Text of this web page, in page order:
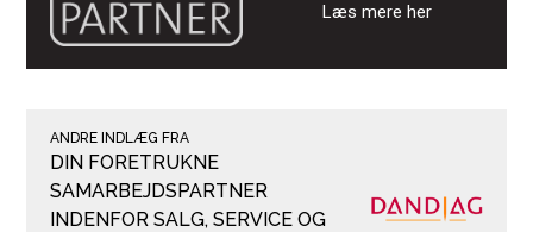
Læs mere her
ANDRE INDLÆG FRA
DIN FORETRUKNE
SAMARBEJDSPARTNER
INDENFOR SALG, SERVICE OG